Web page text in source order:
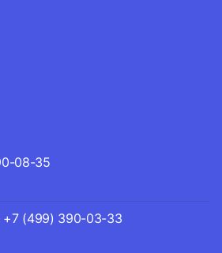
08-35
+7 (499) 390-03-33